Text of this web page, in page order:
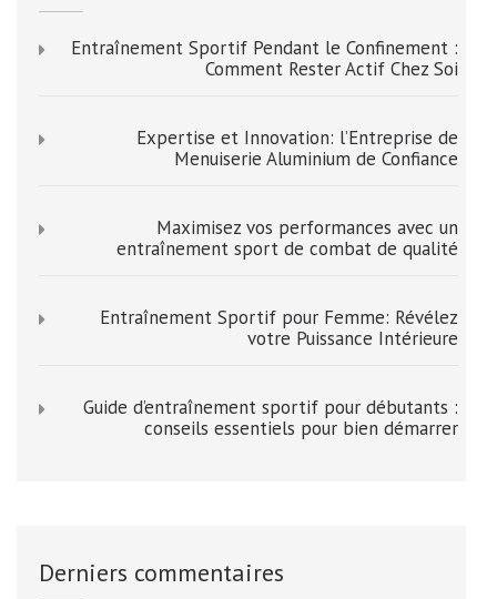
Entraînement Sportif Pendant le Confinement :
Comment Rester Actif Chez Soi
Expertise et Innovation: l’Entreprise de
Menuiserie Aluminium de Confiance
Maximisez vos performances avec un
entraînement sport de combat de qualité
Entraînement Sportif pour Femme: Révélez
votre Puissance Intérieure
Guide d’entraînement sportif pour débutants :
conseils essentiels pour bien démarrer
Derniers commentaires